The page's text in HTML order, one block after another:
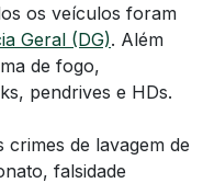
os veículos foram
Geral (DG). Além
de fogo,
pendrives e HDs.
de lavagem de
falsidade